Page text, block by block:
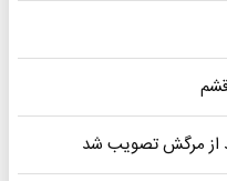
از مرگش تصویب شد